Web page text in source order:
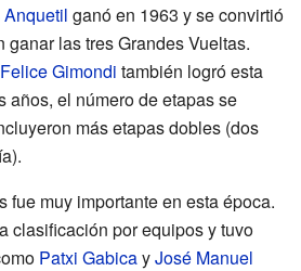
ganó en 1963 y se convirtió
ganar las tres Grandes Vueltas.
Felice Gimondi también logró esta
años, el número de etapas se
más etapas dobles (dos
fue muy importante en esta época.
clasificación por equipos y tuvo
Patxi GabicayJosé Manuel